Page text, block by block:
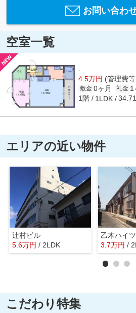
お問い合わ
空室一覧
-
4.5万円 (管理費
敷金 0ヶ月 礼金 1
1階 1LDK
エリアの近い物件
辻村ビル
5.6万円 / 2LDK
乙木ハイ
3.7万円 /
こだわり特集